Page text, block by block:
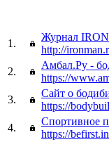
1.
Журнал
http://
2.
Амбал.Ру -
https://
3.
Сайт о
https://
4.
Спортивное
https://